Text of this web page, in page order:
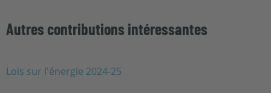
Autres contributions intéressantes